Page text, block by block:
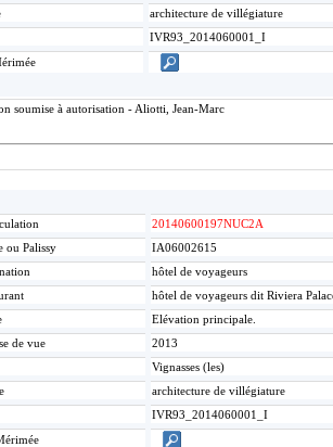
architecture de villégiature
IVR93_2014060001_I
soumise à autorisation - Aliotti, Jean-Marc
20140600197NUC2A
ou Palissy
IA06002615
hôtel de voyageurs
hôtel de voyageurs dit Riviera
Elévation principale.
de vue
2013
Vignasses (les)
architecture de villégiature
IVR93_2014060001_I